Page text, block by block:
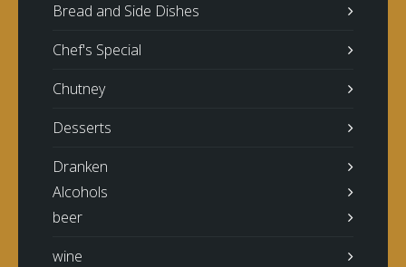
Bread and Side Dishes
Chef's Special
Chutney
Desserts
Dranken
Alcohols
beer
wine